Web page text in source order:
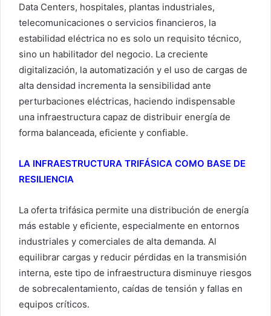
Data Centers, hospitales, plantas industriales,
telecomunicaciones o servicios financieros, la
estabilidad eléctrica no es solo un requisito técnico,
sino un habilitador del negocio. La creciente
digitalización, la automatización y el uso de cargas de
alta densidad incrementa la sensibilidad ante
perturbaciones eléctricas, haciendo indispensable
una infraestructura capaz de distribuir energía de
forma balanceada, eficiente y confiable.
LA INFRAESTRUCTURA TRIFÁSICA COMO BASE DE
RESILIENCIA
La oferta trifásica permite una distribución de energía
más estable y eficiente, especialmente en entornos
industriales y comerciales de alta demanda. Al
equilibrar cargas y reducir pérdidas en la transmisión
interna, este tipo de infraestructura disminuye riesgos
de sobrecalentamiento, caídas de tensión y fallas en
equipos críticos.